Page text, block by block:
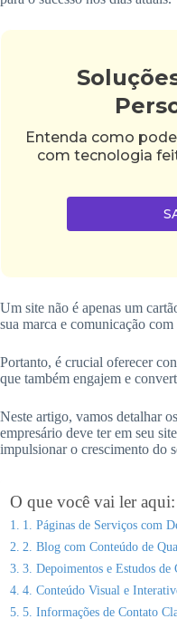
Entenda como
com tecnologia
Um site não é apenas um
sua marca e comunicação
Portanto, é crucial oferecer
que também engajem e
Neste artigo, vamos detalhar
empresário deve ter em seu
impulsionar o crescimento do
O que você vai ler aqui:
1. Páginas de Serviços com
2. Blog com Conteúdo de
3. Depoimentos e Estudos de
4. Conteúdo Visual e
5. Informações de Contato